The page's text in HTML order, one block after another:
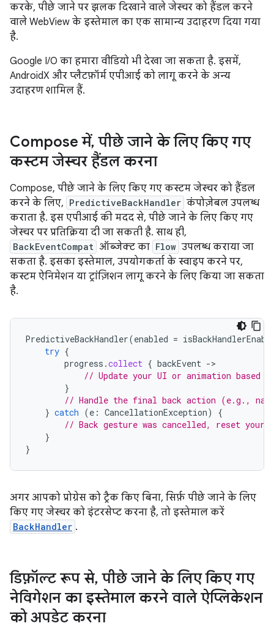
करके, पीछे जाने पर झलक दिखाने वाले जेस्चर को हैंडल करने
वाले WebView के इस्तेमाल का एक सामान्य उदाहरण दिया गया
है.
Google I/O का हमारा वीडियो भी देखा जा सकता है. इसमें,
AndroidX और प्लैटफ़ॉर्म एपीआई को लागू करने के अन्य
उदाहरण शामिल हैं.
Compose में, पीछे जाने के लिए किए गए
कस्टम जेस्चर हैंडल करना
Compose, पीछे जाने के लिए किए गए कस्टम जेस्चर को हैंडल
करने के लिए, PredictiveBackHandler कंपोज़ेबल उपलब्ध
कराता है. इस एपीआई की मदद से, पीछे जाने के लिए किए गए
जेस्चर पर प्रतिक्रिया दी जा सकती है. साथ ही,
BackEventCompat ऑब्जेक्ट का Flow उपलब्ध कराया जा
सकता है. इसका इस्तेमाल, उपयोगकर्ता के स्वाइप करने पर,
कस्टम ऐनिमेशन या ट्रांज़िशन लागू करने के लिए किया जा सकता
है.
PredictiveBackHandler(enabled =
try {
progress .collect { backEvent -
// Update your UI or animation based
}
// Handle the final back action (e.g.,
} catch (e : CancellationException)
{
// Back gesture was cancelled, reset your
}
}
अगर आपको प्रोग्रेस को ट्रैक किए बिना, सिर्फ़ पीछे जाने के लिए
किए गए जेस्चर को इंटरसेप्ट करना है, तो इस्तेमाल करें
BackHandler .
डिफ़ॉल्ट रूप से, पीछे जाने के लिए किए गए
नेविगेशन का इस्तेमाल करने वाले ऐप्लिकेशन
को अपडेट करना